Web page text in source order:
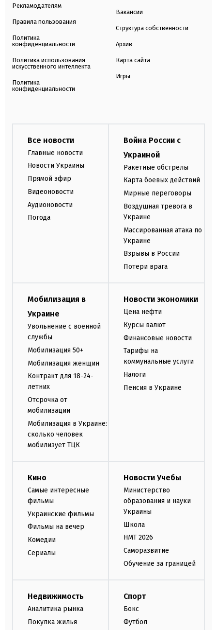
Рекламодателям
Правила пользования
Политика
конфиденциальности
Политика использования
искусственного интеллекта
Политика
конфиденциальности
Вакансии
Структура собственности
Архив
Карта сайта
Игры
Все новости
Главные новости
Новости Украины
Прямой эфир
Видеоновости
Аудионовости
Погода
Война России с
Украиной
Ракетные обстрелы
Карта боевых действий
Мирные переговоры
Воздушная тревога в
Украине
Массированная атака по
Украине
Взрывы в России
Потери врага
Мобилизация в
Украине
Увольнение с военной
службы
Мобилизация 50+
Мобилизация женщин
Контракт для 18-24-
летних
Отсрочка от
мобилизации
Мобилизация в Украине:
сколько человек
мобилизует ТЦК
Новости экономики
Цена нефти
Курсы валют
Финансовые новости
Тарифы на
коммунальные услуги
Налоги
Пенсия в Украине
Кино
Самые интересные
фильмы
Украинские фильмы
Фильмы на вечер
Комедии
Сериалы
Новости Учебы
Министерство
образования и науки
Украины
Школа
НМТ 2026
Саморазвитие
Обучение за границей
Недвижимость
Аналитика рынка
Покупка жилья
Спорт
Бокс
Футбол